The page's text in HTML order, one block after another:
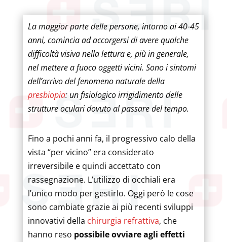
La maggior parte delle persone, intorno ai 40-45
anni, comincia ad accorgersi di avere qualche
difficoltà visiva nella lettura e, più in generale,
nel mettere a fuoco oggetti vicini. Sono i sintomi
dell’arrivo del fenomeno naturale della
presbiopia: un fisiologico irrigidimento delle
strutture oculari dovuto al passare del tempo.
Fino a pochi anni fa, il progressivo calo della
vista “per vicino” era considerato
irreversibile e quindi accettato con
rassegnazione. L’utilizzo di occhiali era
l’unico modo per gestirlo. Oggi però le cose
sono cambiate grazie ai più recenti sviluppi
innovativi della chirurgia refrattiva, che
hanno reso possibile ovviare agli effetti